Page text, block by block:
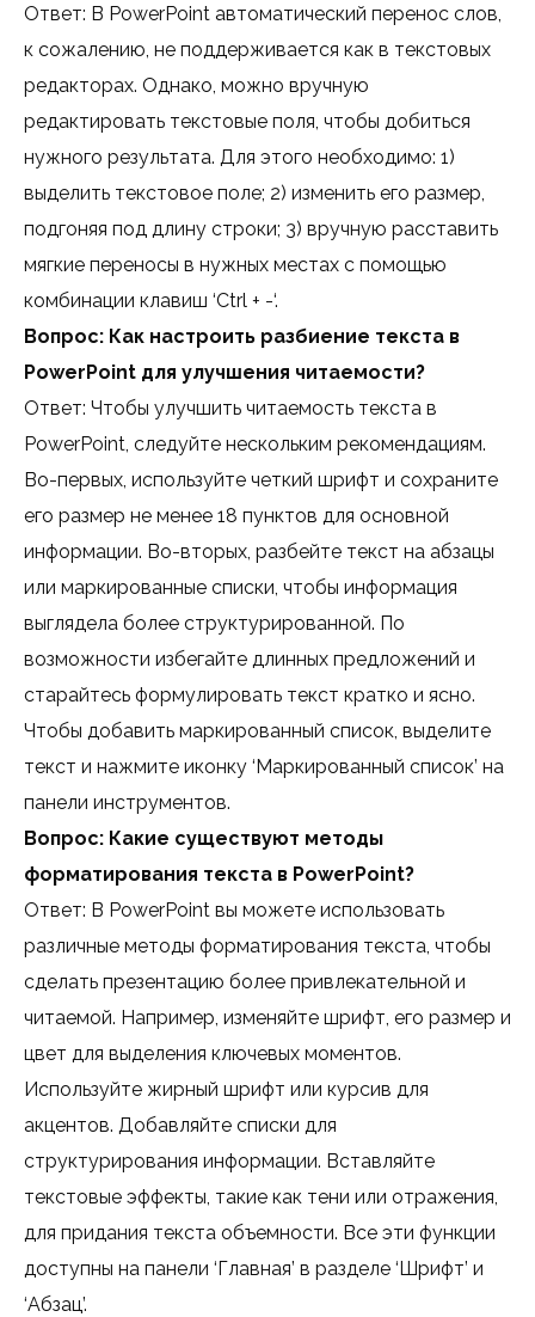
Ответ: В PowerPoint автоматический перенос слов,
к сожалению, не поддерживается как в текстовых
редакторах. Однако, можно вручную
редактировать текстовые поля, чтобы добиться
нужного результата. Для этого необходимо: 1)
выделить текстовое поле; 2) изменить его размер,
подгоняя под длину строки; 3) вручную расставить
мягкие переносы в нужных местах с помощью
комбинации клавиш ‘Ctrl + -‘.
Вопрос: Как настроить разбиение текста в
PowerPoint для улучшения читаемости?
Ответ: Чтобы улучшить читаемость текста в
PowerPoint, следуйте нескольким рекомендациям.
Во-первых, используйте четкий шрифт и сохраните
его размер не менее 18 пунктов для основной
информации. Во-вторых, разбейте текст на абзацы
или маркированные списки, чтобы информация
выглядела более структурированной. По
возможности избегайте длинных предложений и
старайтесь формулировать текст кратко и ясно.
Чтобы добавить маркированный список, выделите
текст и нажмите иконку ‘Маркированный список’ на
панели инструментов.
Вопрос: Какие существуют методы
форматирования текста в PowerPoint?
Ответ: В PowerPoint вы можете использовать
различные методы форматирования текста, чтобы
сделать презентацию более привлекательной и
читаемой. Например, изменяйте шрифт, его размер и
цвет для выделения ключевых моментов.
Используйте жирный шрифт или курсив для
акцентов. Добавляйте списки для
структурирования информации. Вставляйте
текстовые эффекты, такие как тени или отражения,
для придания текста объемности. Все эти функции
доступны на панели ‘Главная’ в разделе ‘Шрифт’ и
‘Абзац’.